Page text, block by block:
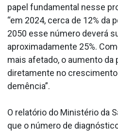
papel fundamental nesse
“em 2024, cerca de 12% da
2050 esse número deverá
aproximadamente 25%.
mais afetado, o aumento da
diretamente no
demência”.
O relatório do Ministério da
que o número de